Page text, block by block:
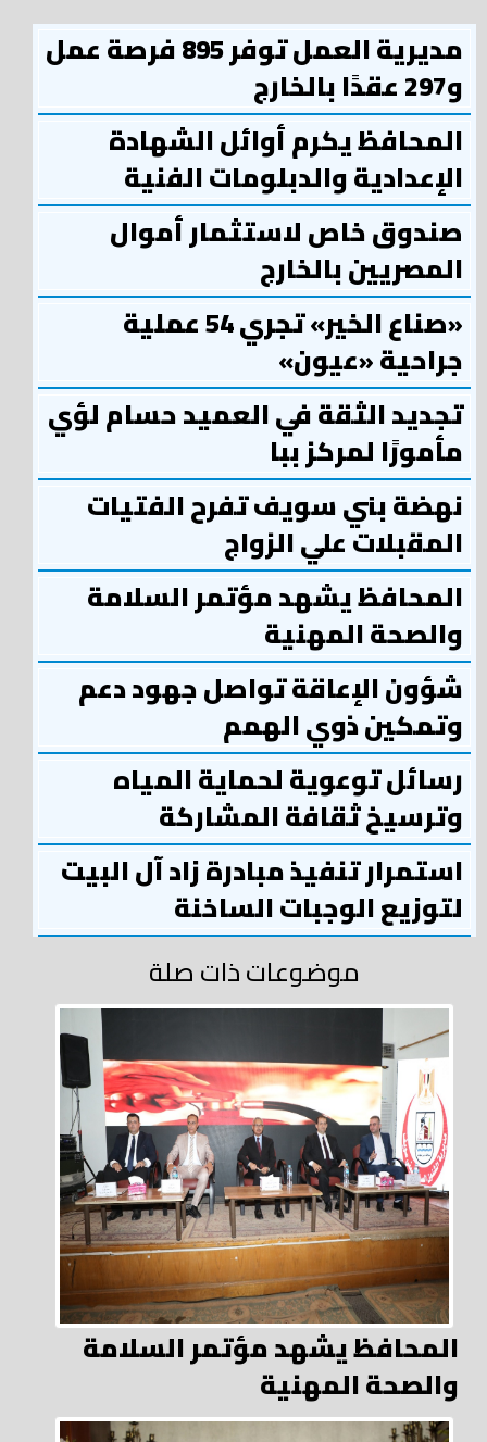
مديرية العمل توفر 895 فرصة عمل
و297 عقدًا بالخارج
المحافظ يكرم أوائل الشهادة
الإعدادية والدبلومات الفنية
صندوق خاص لاستثمار أموال
المصريين بالخارج
«صناع الخير» تجري 54 عملية
جراحية «عيون»
تجديد الثقة في العميد حسام لؤي
مأمورًا لمركز ببا
نهضة بني سويف تفرح الفتيات
المقبلات علي الزواج
المحافظ يشهد مؤتمر السلامة
والصحة المهنية
شؤون الإعاقة تواصل جهود دعم
وتمكين ذوي الهمم
رسائل توعوية لحماية المياه
وترسيخ ثقافة المشاركة
استمرار تنفيذ مبادرة زاد آل البيت
لتوزيع الوجبات الساخنة
موضوعات ذات صلة
المحافظ يشهد مؤتمر السلامة
والصحة المهنية